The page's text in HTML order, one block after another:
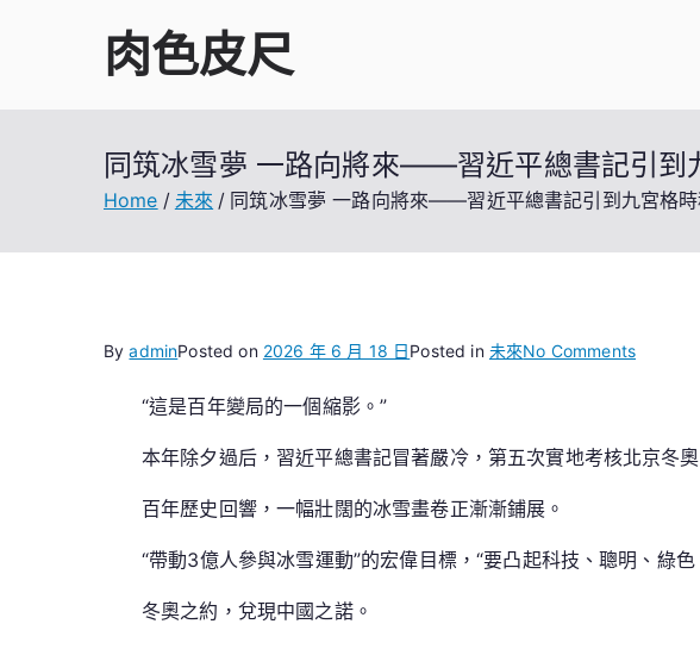
肉色皮尺
同筑冰雪夢 一路向將來——習近平總書記引到
Home 未來 同筑冰雪夢 一路向將來——習近平總書記引到九宮格
ByadminPosted on 2026 年 6 月 18 日Posted in 未來No Commentson
雪
路
“這是百年變局的一個縮影。”
本年除夕過后，習近平總書記冒著嚴冷，第五次實地考核北京冬
百年歷史回響，一幅壯闊的冰雪畫卷正漸漸鋪展。
“帶動3億人參與冰雪運動”的宏偉目標，“要凸起科技、聰明、綠
冬奧之約，兌現中國之諾。